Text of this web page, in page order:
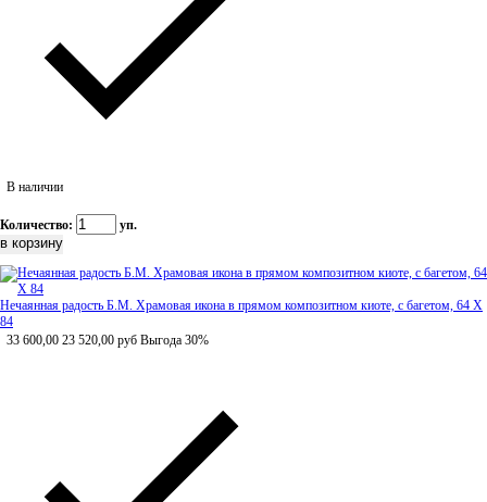
В наличии
Количество: уп.
Нечаянная радость Б.М. Храмовая икона в прямом композитном киоте, с багетом, 64 Х
84
33 600,00 23 520,00 руб Выгода 30%